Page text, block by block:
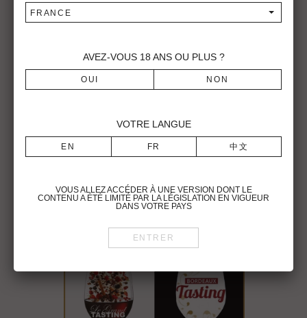
February 9th, 2018
2018 Tastings
FRANCE
AVEZ-VOUS 18 ANS OU PLUS ?
VOTRE LANGUE
VOUS ALLEZ ACCÉDER À UNE VERSION DONT LE
CONTENU A ÉTÉ LIMITÉ PAR LA LÉGISLATION EN VIGUEUR
DANS VOTRE PAYS
Pour visiter le site du Château Latour Martillac, vous devez être en âge
légal de consommer de l’alcool dans votre pays de résidence.
Vous reconnaissez avoir pris connaissance des conditions d’utilisation
du site et déclarez les accepter sans réserve.